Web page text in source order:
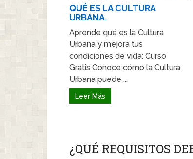
QUÉ ES LA CULTURA
URBANA.
Aprende qué es la Cultura
Urbana y mejora tus
condiciones de vida: Curso
Gratis Conoce cómo la Cultura
Urbana puede ...
Leer Más
¿QUÉ REQUISITOS